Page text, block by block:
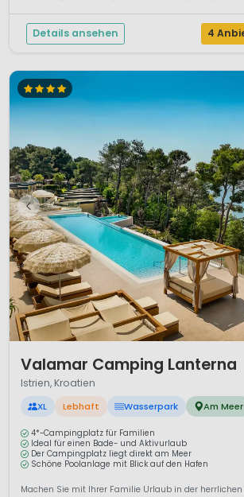
Details ansehen 4
Valamar Camping Lanterna
Istrien, Kroatien
XL Lebhaft Wasserpark Am Meer
4*-Campingplatz für Familien
Ideal für einen Bade- und Aktivurlaub
Der Campingplatz liegt direkt am Meer
Schöne Poolanlage mit Blick auf den Hafen
Machen Sie mit Ihrer Familie Urlaub in der